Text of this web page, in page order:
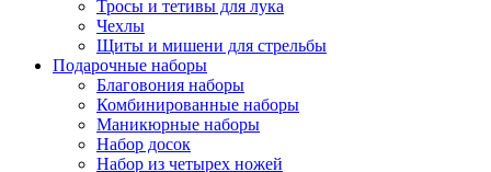
Тросы и тетивы для лука
Чехлы
Щиты и мишени для стрельбы
Подарочные наборы
Благовония наборы
Комбинированные наборы
Маникюрные наборы
Набор досок
Набор из четырех ножей